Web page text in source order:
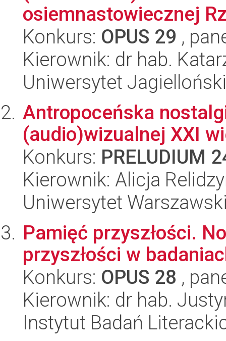
osiemnastowiecznej
Konkurs: OPUS 29 ,
Kierownik: dr hab.
Uniwersytet Jagielloński
Antropoceńska
(audio)wizualnej XXI
Konkurs: PRELUDIUM
Kierownik: Alicja
Uniwersytet
Pamięć przyszłości.
przyszłości w
Konkurs: OPUS 28 ,
Kierownik: dr hab.
Instytut Badań